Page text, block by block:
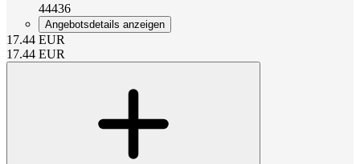
44436
Angebotsdetails anzeigen
17.44 EUR
17.44 EUR